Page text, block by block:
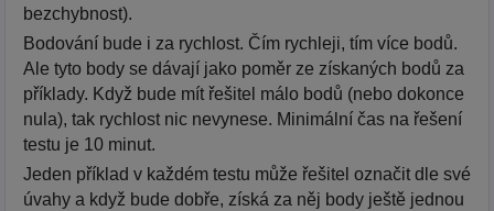
bezchybnost).
Bodování bude i za rychlost. Čím rychleji, tím více bodů.
Ale tyto body se dávají jako poměr ze získaných bodů za
příklady. Když bude mít řešitel málo bodů (nebo dokonce
nula), tak rychlost nic nevynese. Minimální čas na řešení
testu je 10 minut.
Jeden příklad v každém testu může řešitel označit dle své
úvahy a když bude dobře, získá za něj body ještě jednou